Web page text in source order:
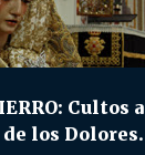
Cultos a
los Dolores.